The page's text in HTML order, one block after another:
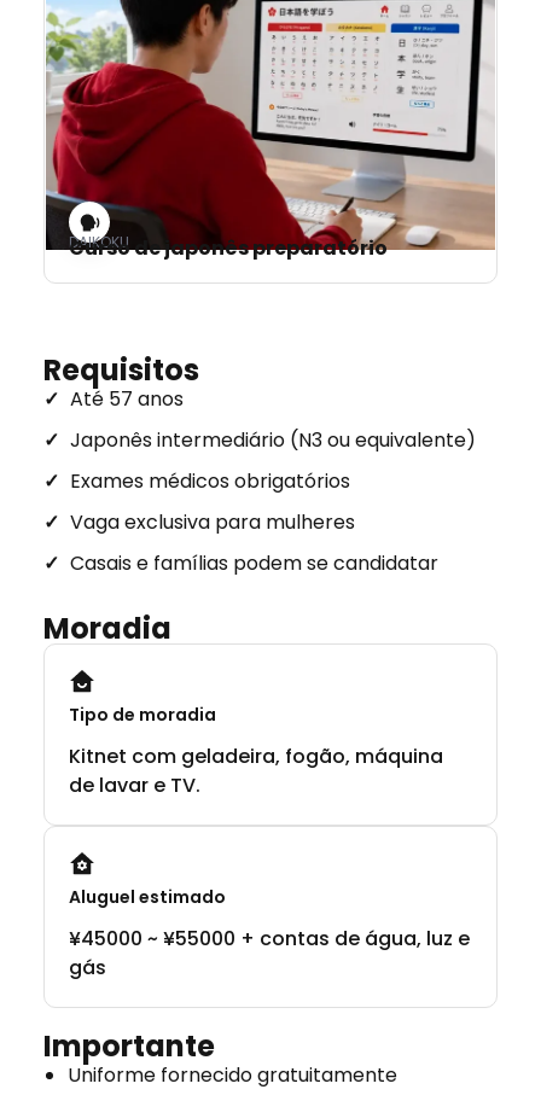
DAIKOKU
Curso de japonês preparatório
Requisitos
Até 57 anos
Japonês intermediário (N3 ou equivalente)
Exames médicos obrigatórios
Vaga exclusiva para mulheres
Casais e famílias podem se candidatar
Moradia
Tipo de moradia
Kitnet com geladeira, fogão, máquina
de lavar e TV.
Aluguel estimado
¥45000 ~ ¥55000 + contas de água, luz e
gás
Importante
Uniforme fornecido gratuitamente